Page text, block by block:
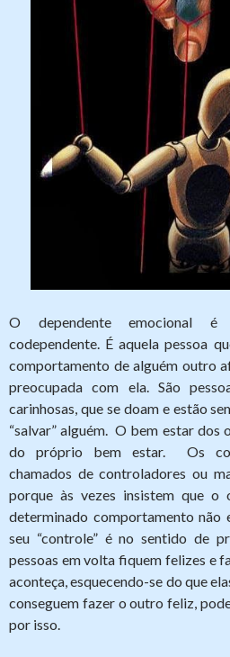
O dependente emocional é
codependente. É aquela pessoa
comportamento de alguém outro
preocupada com ela. São
carinhosas, que se doam e estão
“salvar” alguém. O bem estar dos
do próprio bem estar. Os
chamados de controladores ou
porque às vezes insistem que o
determinado comportamento
seu “controle” é no sentido de
pessoas em volta fiquem felizes e
aconteça, esquecendo-se do que
conseguem fazer o outro feliz,
por isso.